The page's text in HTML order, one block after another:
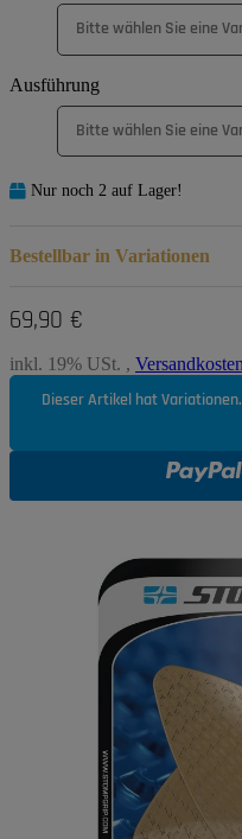
Bitte wählen Sie eine
Ausführung
Bitte wählen Sie eine
Nur noch 2 auf Lager!
Bestellbar in Variationen
69,90 €
inkl. 19% USt. ,
Dieser Artikel hat